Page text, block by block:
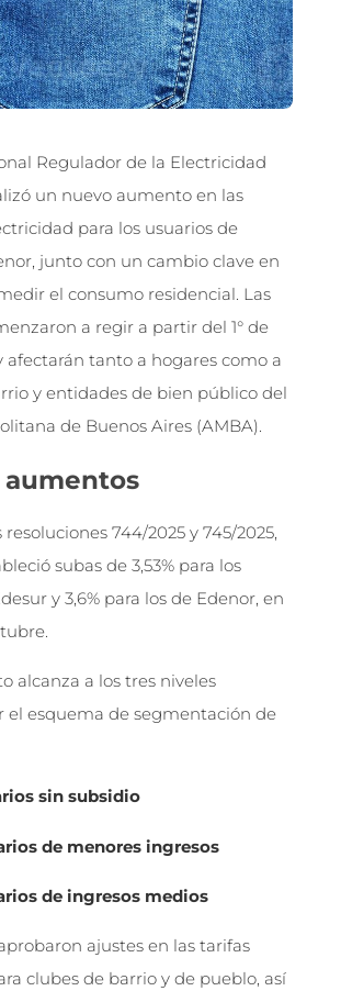
Regulador de la Electricidad
un nuevo aumento en las
para los usuarios de
junto con un cambio clave en
el consumo residencial. Las
a regir a partir del 1° de
afectarán tanto a hogares como a
y entidades de bien público del
de Buenos Aires (AMBA).
aumentos
744/2025 y 745/2025,
subas de 3,53% para los
y 3,6% para los de Edenor, en
alcanza a los tres niveles
el esquema de segmentación de
sin subsidio
de menores ingresos
de ingresos medios
ajustes en las tarifas
clubes de barrio y de pueblo, así